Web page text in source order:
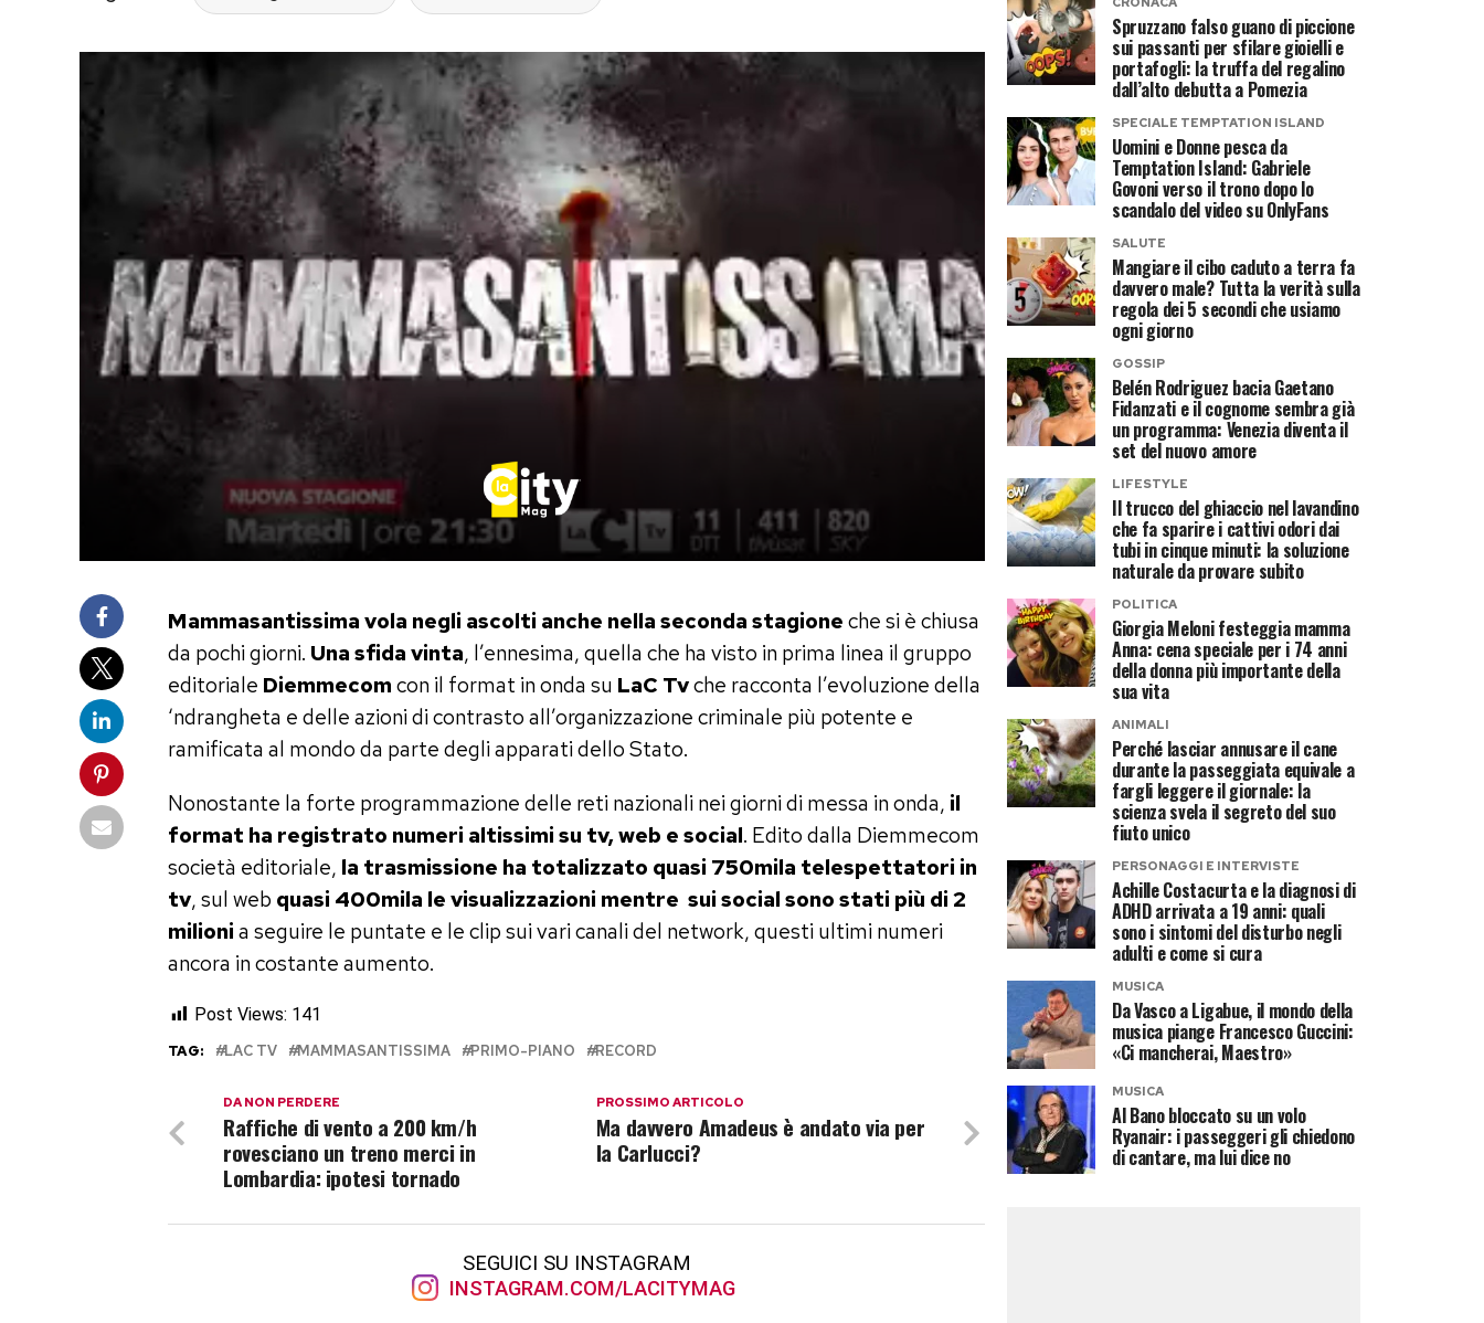
Mammasantissima vola negli ascolti anche nella seconda stagioneche si è chiusa
da pochi giorni. Una sfida vinta, l’ennesima, quella che ha visto in prima linea il gruppo
editoriale Diemmecomcon il format in onda su LaC Tvche racconta l’evoluzione della
‘ndrangheta e delle azioni di contrasto all’organizzazione criminale più potente e
ramificata al mondo da parte degli apparati dello Stato.
Nonostante la forte programmazione delle reti nazionali nei giorni di messa in onda, il
format ha registrato numeri altissimi su tv, web e social. Edito dalla Diemmecom
società editoriale, la trasmissione ha totalizzato quasi 750mila telespettatori in
tv, sul web quasi 400mila le visualizzazioni mentre sui social sono stati più di 2
milionia seguire le puntate e le clip sui vari canali del network, questi ultimi numeri
ancora in costante aumento.
Post Views: 141
TAG: LAC TV MAMMASANTISSIMA PRIMO-PIANO RECORD
PROSSIMO ARTICOLO
Ma davvero Amadeus è andato via per
la Carlucci?
DA NON PERDERE
Raffiche di vento a 200 km/h
rovesciano un treno merci in
Lombardia: ipotesi tornado
SEGUICI SU INSTAGRAM
INSTAGRAM.COM/LACITYMAG
Spruzzano falso guano di piccione
sui passanti per sfilare gioielli e
portafogli: la truffa del regalino
dall’alto debutta a Pomezia
SPECIALE TEMPTATION ISLAND
Uomini e Donne pesca da
Temptation Island: Gabriele
Govoni verso il trono dopo lo
scandalo del video su OnlyFans
SALUTE
Mangiare il cibo caduto a terra fa
davvero male? Tutta la verità sulla
regola dei 5 secondi che usiamo
ogni giorno
GOSSIP
Belén Rodriguez bacia Gaetano
Fidanzati e il cognome sembra già
un programma: Venezia diventa il
set del nuovo amore
LIFESTYLE
Il trucco del ghiaccio nel lavandino
che fa sparire i cattivi odori dai
tubi in cinque minuti: la soluzione
naturale da provare subito
POLITICA
Giorgia Meloni festeggia mamma
Anna: cena speciale per i 74 anni
della donna più importante della
sua vita
ANIMALI
Perché lasciar annusare il cane
durante la passeggiata equivale a
fargli leggere il giornale: la
scienza svela il segreto del suo
fiuto unico
PERSONAGGI E INTERVISTE
Achille Costacurta e la diagnosi di
ADHD arrivata a 19 anni: quali
sono i sintomi del disturbo negli
adulti e come si cura
MUSICA
Da Vasco a Ligabue, il mondo della
musica piange Francesco Guccini:
«Ci mancherai, Maestro»
MUSICA
Al Bano bloccato su un volo
Ryanair: i passeggeri gli chiedono
di cantare, ma lui dice no